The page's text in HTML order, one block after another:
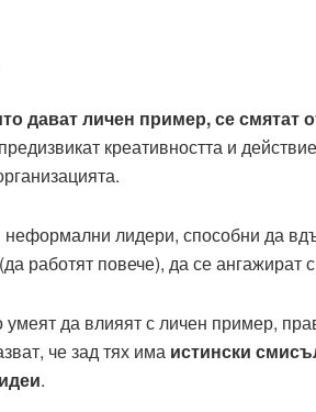
дават личен пример, се смятат
креативността и
неформални лидери, способни да
работят повече), да се ангажират
умеят да влияят с личен пример,
че зад тях има истински
.